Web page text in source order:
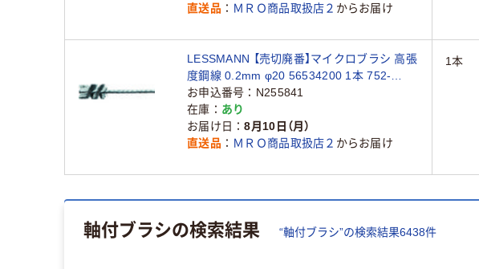
直送品
ＭＲＯ商品取扱店２ からお届け
LESSMANN 【売切廃番】マイクロブラシ 高張
度鋼線 0.2mm φ20 56534200 1本 752-
1588（直送品）
お申込番号
N255841
在庫
あり
お届け日
8月10日（月）
直送品
ＭＲＯ商品取扱店２ からお届け
1本
軸付ブラシの検索結果 “軸付ブラシ”の検索結果6438件